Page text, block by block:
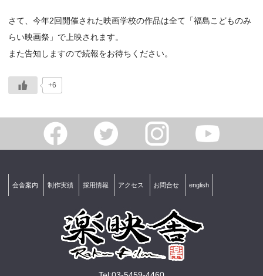
さて、今年2回開催された映画学校の作品は全て「福島こどものみ
らい映画祭」で上映されます。
また告知しますので続報をお待ちください。
+6
会舎案内 制作実績 採用情報 アクセス お問合せ english